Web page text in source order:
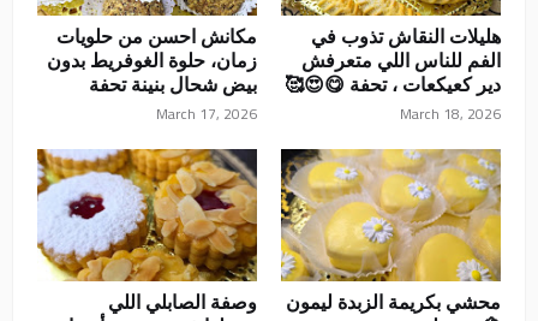
هليلات النقاش تذوب في
الفم للناس اللي متعرفش
دير كعيكعات ، تحفة 😋😍🥰
March 18, 2026
مكانش احسن من حلويات
زمان، حلوة الغوفريط بدون
بيض شحال بنينة تحفة
March 17, 2026
محشي بكريمة الزبدة ليمون
وصفة الصابلي اللي